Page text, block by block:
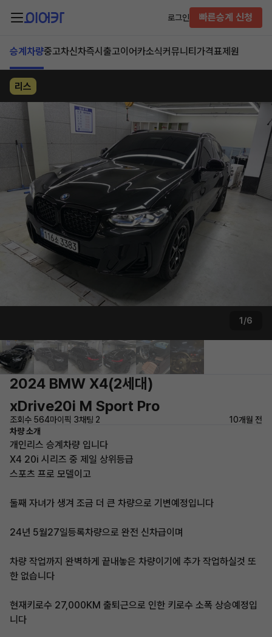
로그인 빠른승계 신청
승계차량중고차신차즉시출고이어카소식커뮤니티 가격표제원
리스
1/6
2024 BMW X4(2세대)
xDrive20i M Sport Pro
조회수 564마이픽 3채팅 2
10개월 전
차량 소개
개인리스 승계차량 입니다
X4 20i 시리즈 중 제일 상위등급
스포츠 프로 모델이고
둘째 자녀가 생겨 조금 더 큰 차량으로 기변예정입니다
24년 5월27일등록차량으로 완전 신차급이며
차량 작업까지 완벽하게 끝내놓은 차량이기에 추가 작업하실것 또
한 없습니다
현재키로수 27,000KM 출퇴근으로 인한 키로수 소폭 상승예정입
니다